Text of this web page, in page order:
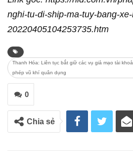
nghi-tu-di-ship-ma-tuy-bang-
20220405104253735.htm
Thanh Hóa: Liên tục bắt giữ các vụ giả mạo tài
phép vũ khí quân dụng
0
Chia sẻ